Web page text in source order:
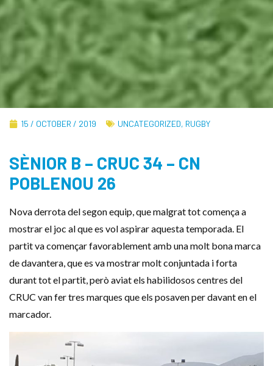
15 / OCTOBER / 2019 UNCATEGORIZED, RUGBY
SÈNIOR B – CRUC 34 – CN
POBLENOU 26
Nova derrota del segon equip, que malgrat tot comença a
mostrar el joc al que es vol aspirar aquesta temporada. El
partit va començar favorablement amb una molt bona marca
de davantera, que es va mostrar molt conjuntada i forta
durant tot el partit, però aviat els habilidosos centres del
CRUC van fer tres marques que els posaven per davant en el
marcador.